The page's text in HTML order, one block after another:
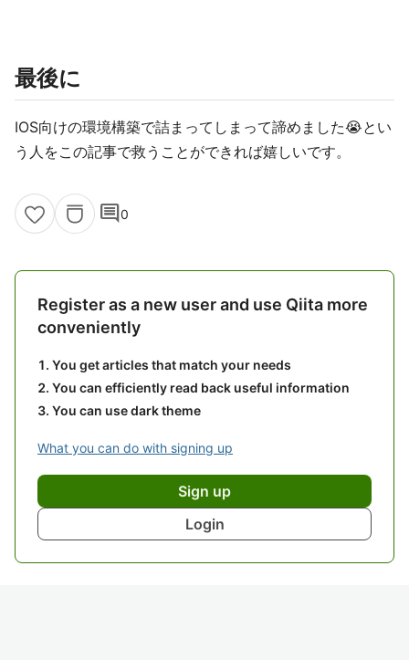
最後に
IOS向けの環境構築で詰まってしまって諦めました😭とい
う人をこの記事で救うことができれば嬉しいです。
comment0
Register as a new user and use Qiita more
conveniently
You get articles that match your needs
You can efficiently read back useful information
You can use dark theme
What you can do with signing up
Sign up
Login